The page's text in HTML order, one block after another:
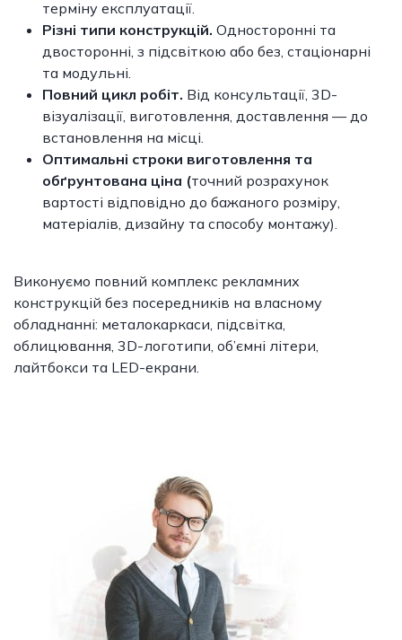
терміну експлуатації.
Різні типи конструкцій. Односторонні та
двосторонні, з підсвіткою або без, стаціонарні
та модульні.
Повний цикл робіт. Від консультації, 3D-
візуалізації, виготовлення, доставлення — до
встановлення на місці.
Оптимальні строки виготовлення та
обґрунтована ціна (точний розрахунок
вартості відповідно до бажаного розміру,
матеріалів, дизайну та способу монтажу).
Виконуємо повний комплекс рекламних
конструкцій без посередників на власному
обладнанні: металокаркаси, підсвітка,
облицювання, 3D-логотипи, об’ємні літери,
лайтбокси та LED-екрани.